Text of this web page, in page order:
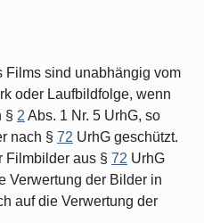
sind unabhängig vom
oder Laufbildfolge, wenn
§ 2 Abs. 1 Nr. 5 UrhG, so
nach § 72 UrhG geschützt.
Filmbilder aus § 72 UrhG
Verwertung der Bilder in
auf die Verwertung der